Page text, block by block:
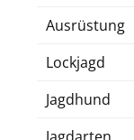
Ausrüstung
Lockjagd
Jagdhund